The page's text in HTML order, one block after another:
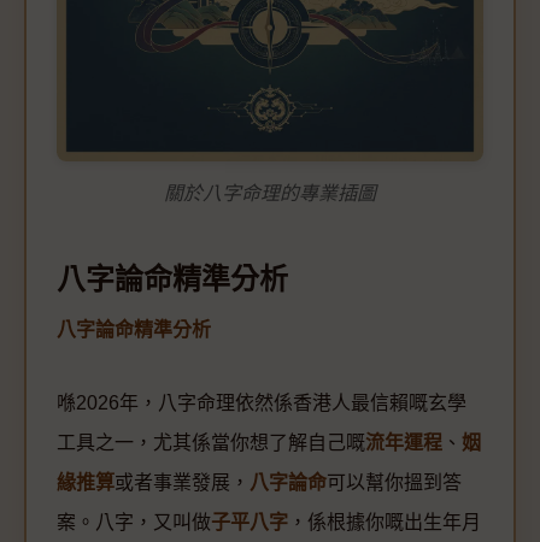
關於八字命理的專業插圖
八字論命精準分析
八字論命精準分析
喺2026年，八字命理依然係香港人最信賴嘅玄學
工具之一，尤其係當你想了解自己嘅流年運程 、 姻
緣推算或者事業發展， 八字論命可以幫你搵到答
案。八字，又叫做子平八字 ，係根據你嘅出生年月